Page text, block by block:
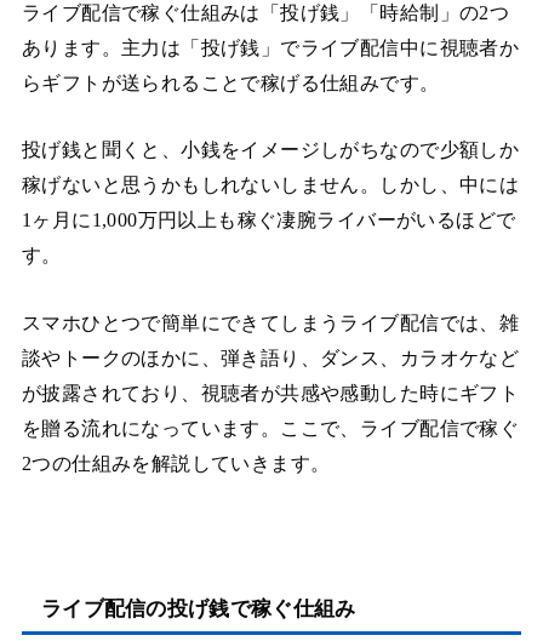
ライブ配信で稼ぐ仕組みは「投げ銭」「時給制」の2つ
あります。主力は「投げ銭」でライブ配信中に視聴者か
らギフトが送られることで稼げる仕組みです。
投げ銭と聞くと、小銭をイメージしがちなので少額しか
稼げないと思うかもしれないしません。しかし、中には
1ヶ月に1,000万円以上も稼ぐ凄腕ライバーがいるほどで
す。
スマホひとつで簡単にできてしまうライブ配信では、雑
談やトークのほかに、弾き語り、ダンス、カラオケなど
が披露されており、視聴者が共感や感動した時にギフト
を贈る流れになっています。ここで、ライブ配信で稼ぐ
2つの仕組みを解説していきます。
ライブ配信の投げ銭で稼ぐ仕組み